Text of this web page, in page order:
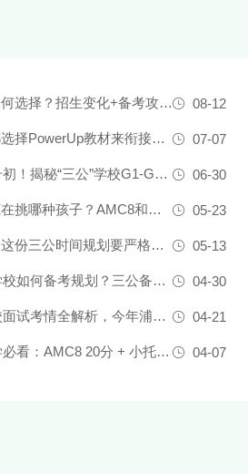
上海三公学校该如何选择？招生变化+备考攻略一次说清！ 08-12
为什么魔都家长都选择PowerUp教材来衔接英语新课改？ 07-07
备战2026上海小升初！揭秘“三公”学校G1-G5全阶段规划攻略 06-30
上海三公学校到底在挑哪种孩子？AMC8和小托福真是“硬通货”吗？ 05-23
备考三公要趁早？这份三公时间规划要严格执行了！ 05-13
2026年上海三公学校如何备考规划？三公备考一文详解！ 04-30
2025上海三公学校面试考情全解析，今年浦外的题太简单了...... 04-21
2025上海三公升学必看：AMC8 20分 + 小托福850分，三公上岸真实案例揭秘 04-07